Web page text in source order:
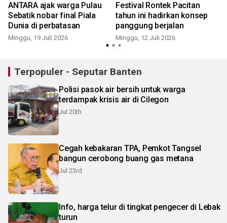
ANTARA ajak warga Pulau
Sebatik nobar final Piala
Dunia di perbatasan
Minggu, 19 Juli 2026
Festival Rontek Pacitan
tahun ini hadirkan konsep
panggung berjalan
Minggu, 12 Juli 2026
Terpopuler - Seputar Banten
Polisi pasok air bersih untuk warga
terdampak krisis air di Cilegon
Jul 20th
Cegah kebakaran TPA, Pemkot Tangsel
bangun cerobong buang gas metana
Jul 23rd
Info, harga telur di tingkat pengecer di Lebak
turun